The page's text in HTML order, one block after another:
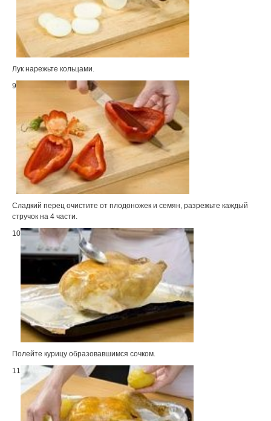
Лук нарежьте кольцами.
9
Сладкий перец очистите от плодоножек и семян, разрежьте каждый
стручок на 4 части.
10
Полейте курицу образовавшимся сочком.
11